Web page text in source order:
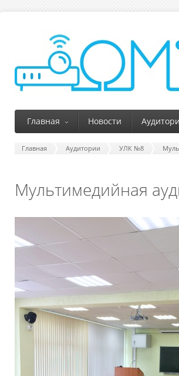
Главная Новости
Главная Аудитории УЛК №8
Мультимедийная